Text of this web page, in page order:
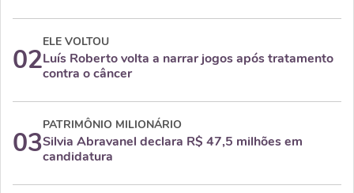
02
ELE VOLTOU
Luís Roberto volta a narrar jogos após tratamento
contra o câncer
03
PATRIMÔNIO MILIONÁRIO
Silvia Abravanel declara R$ 47,5 milhões em
candidatura